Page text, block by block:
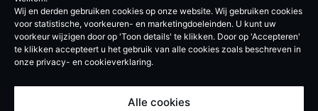
Wij en derden gebruiken cookies op onze website. Wij gebruiken cookies
voor statistische, voorkeuren- en marketingdoeleinden. U kunt uw
voorkeur wijzigen door op 'Toon details' te klikken. Door op 'Accepteren'
te klikken accepteert u het gebruik van alle cookies zoals beschreven in
onze privacy- en cookieverklaring.
Alle cookies
De Experten BV
Vroegeinde 12, 2243 Pulle
info@de-experten.be
BE 0740619051